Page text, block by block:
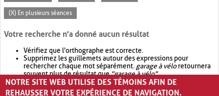
(X) En plusieurs séances
Votre recherche n'a donné aucun résultat
Vérifiez que l'orthographe est correcte.
Supprimez les guillemets autour des expressions pour
rechercher chaque mot séparément. garage à véloretournera
souvent plus de résultat que"garage à vélo".
Envisagez d'élargir votre recherche avec OR.garage OR vélo
retournera souvent plus de résultat quegarage à vélo
NOTRE SITE WEB UTILISE DES TÉMOINS AFIN DE
REHAUSSER VOTRE EXPÉRIENCE DE NAVIGATION.